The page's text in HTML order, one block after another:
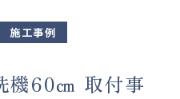
施工事例
機60㎝ 取付事